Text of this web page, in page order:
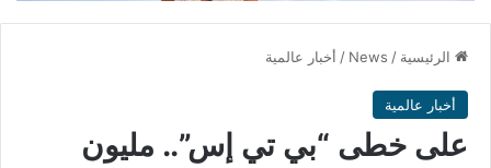
الرئيسية /
News
/ أخبار عالمية
أخبار عالمية
على خطى “بي تي إس”.. مليون